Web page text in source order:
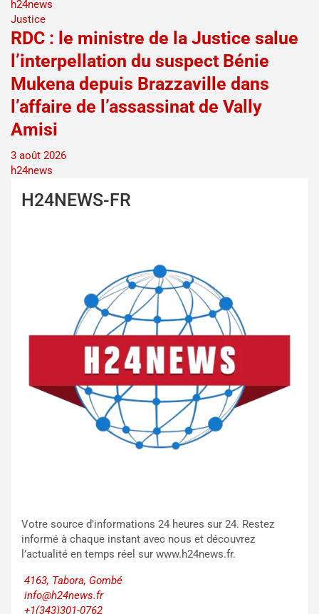
h24news
Justice
RDC : le ministre de la Justice salue
l’interpellation du suspect Bénie
Mukena depuis Brazzaville dans
l’affaire de l’assassinat de Vally
Amisi
3 août 2026
h24news
H24NEWS-FR
Votre source d'informations 24 heures sur 24. Restez
informé à chaque instant avec nous et découvrez
l’actualité en temps réel sur www.h24news.fr.
4163, Tabora, Gombé
info@h24news.fr
+1(343)301-0762